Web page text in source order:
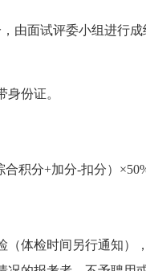
由面试评委小组进行
份证。
合积分+加分-扣分）×
（体检时间另行通知）